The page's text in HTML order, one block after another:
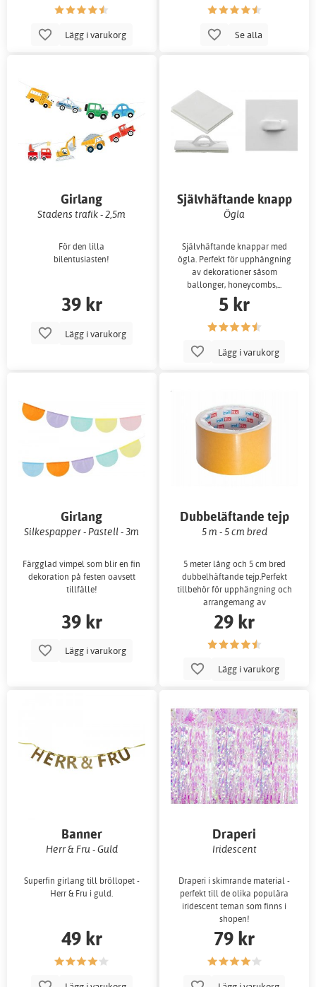
Lägg i varukorg Se alla
Girlang
Stadens trafik - 2,5m
För den lilla
bilentusiasten!
39 kr
Lägg i varukorg
Självhäftande knapp
Ögla
Självhäftande knappar med
ögla. Perfekt för upphängning
av dekorationer såsom
ballonger, honeycombs,...
5 kr
Lägg i varukorg
Girlang
Silkespapper - Pastell - 3m
Färgglad vimpel som blir en fin
dekoration på festen oavsett
tillfälle!
39 kr
Lägg i varukorg
Dubbeläftande tejp
5 m - 5 cm bred
5 meter lång och 5 cm bred
dubbelhäftande tejp.Perfekt
tillbehör för upphängning och
arrangemang av
29 kr
Lägg i varukorg
Banner
Herr & Fru - Guld
Superfin girlang till bröllopet -
Herr & Fru i guld.
49 kr
Draperi
Iridescent
Draperi i skimrande material -
perfekt till de olika populära
iridescent teman som finns i
shopen!
79 kr